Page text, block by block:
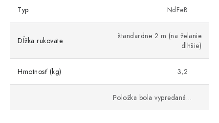
Typ NdFeB
Dĺžka rukoväte
štandardne 2 m (na želanie
dlhšie)
Hmotnosť (kg) 3,2
Položka bola vypredaná…